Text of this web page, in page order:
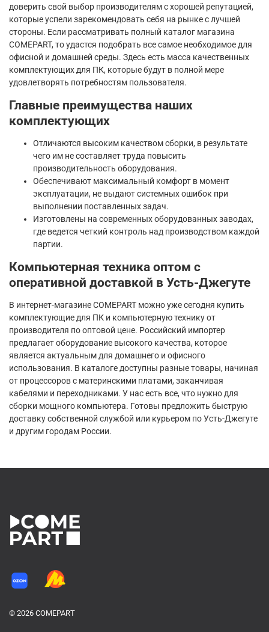
доверить свой выбор производителям с хорошей репутацией,
которые успели зарекомендовать себя на рынке с лучшей
стороны. Если рассматривать полный каталог магазина
COMEPART, то удастся подобрать все самое необходимое для
офисной и домашней среды. Здесь есть масса качественных
комплектующих для ПК, которые будут в полной мере
удовлетворять потребностям пользователя.
Главные преимущества наших
комплектующих
Отличаются высоким качеством сборки, в результате
чего им не составляет труда повысить
производительность оборудования.
Обеспечивают максимальный комфорт в момент
эксплуатации, не выдают системных ошибок при
выполнении поставленных задач.
Изготовлены на современных оборудованных заводах,
где ведется четкий контроль над производством каждой
партии.
Компьютерная техника оптом с
оперативной доставкой в Усть-Джегуте
В интернет-магазине COMEPART можно уже сегодня купить
комплектующие для ПК и компьютерную технику от
производителя по оптовой цене. Российский импортер
предлагает оборудование высокого качества, которое
является актуальным для домашнего и офисного
использования. В каталоге доступны разные товары, начиная
от процессоров с материнскими платами, заканчивая
кабелями и переходниками. У нас есть все, что нужно для
сборки мощного компьютера. Готовы предложить быструю
доставку собственной службой или курьером по Усть-Джегуте
и другим городам России.
© 2026 COMEPART